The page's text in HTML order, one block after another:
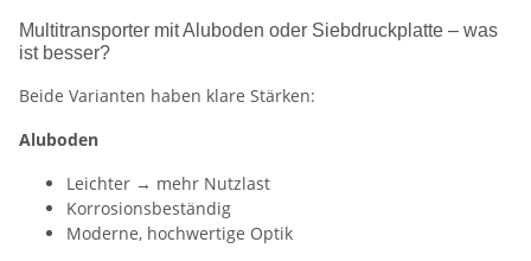
Multitransporter mit Aluboden oder Siebdruckplatte – was
ist besser?
Beide Varianten haben klare Stärken:
Aluboden
Leichter → mehr Nutzlast
Korrosionsbeständig
Moderne, hochwertige Optik